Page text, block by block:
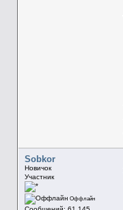
Sobkor
Новичок
Участник
Оффлайн